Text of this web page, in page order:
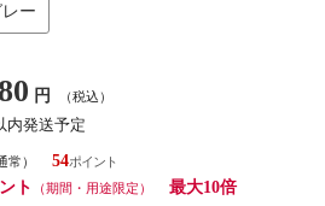
レー
円 （税込）
内発送予定
常）
54
ト
（期間・用途限定）
最大10倍